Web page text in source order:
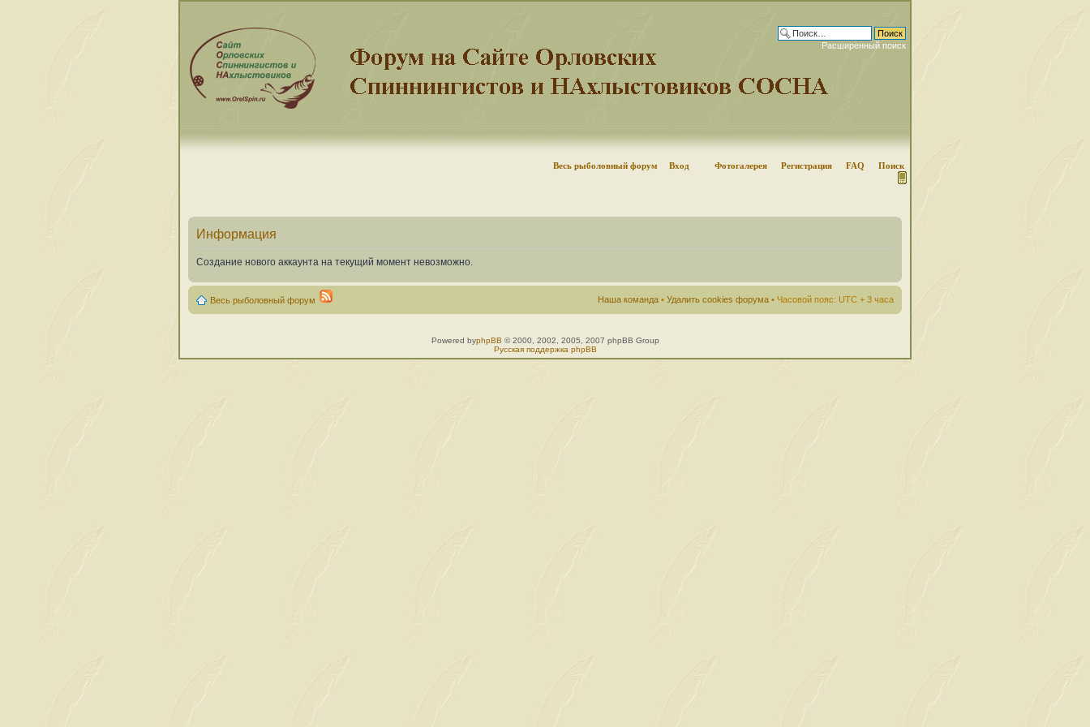
Расширенный поиск
Весь рыболовный форум Вход Фотогалерея Регистрация FAQ Поиск
Информация
Создание нового аккаунта на текущий момент невозможно.
Весь рыболовный форум Наша команда • Удалить cookies форума • Часовой пояс: UTC + 3 часа
Powered byphpBB © 2000, 2002, 2005, 2007 phpBB Group
Русская поддержка phpBB